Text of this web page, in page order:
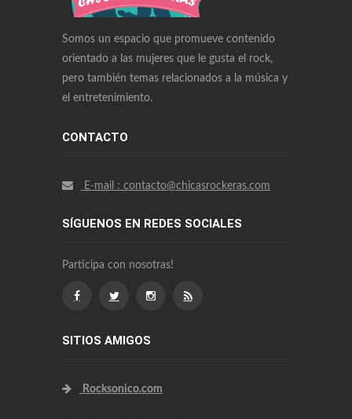
Somos un espacio que promueve contenido
orientado a las mujeres que le gusta el rock,
pero también temas relacionados a la música y
el entretenimiento.
CONTACTO
E-mail : contacto@chicasrockeras.com
SÍGUENOS EN REDES SOCIALES
Participa con nosotras!
SITIOS AMIGOS
Rocksonico.com
Omega Watches Replica